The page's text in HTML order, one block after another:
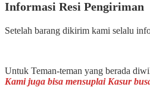
Informasi Resi Pengiriman
Setelah barang dikirim kami selalu
Untuk Teman-teman yang berada
Kami juga bisa mensuplai Kasur